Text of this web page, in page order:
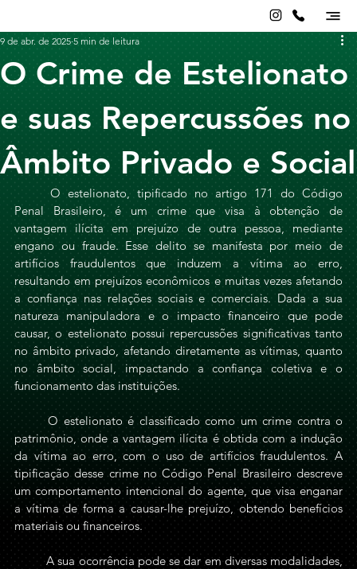
O Crime de Estelionato
e suas Repercussões no
Âmbito Privado e Social
9 de abr. de 2025 5 min de leitura
	O estelionato, tipificado no artigo 171 do Código
Penal Brasileiro, é um crime que visa à obtenção de
vantagem ilícita em prejuízo de outra pessoa, mediante
engano ou fraude. Esse delito se manifesta por meio de
artifícios fraudulentos que induzem a vítima ao erro,
resultando em prejuízos econômicos e muitas vezes afetando
a confiança nas relações sociais e comerciais. Dada a sua
natureza manipuladora e o impacto financeiro que pode
causar, o estelionato possui repercussões significativas tanto
no âmbito privado, afetando diretamente as vítimas, quanto
no âmbito social, impactando a confiança coletiva e o
funcionamento das instituições.
	O estelionato é classificado como um crime contra o
patrimônio, onde a vantagem ilícita é obtida com a indução
da vítima ao erro, com o uso de artifícios fraudulentos. A
tipificação desse crime no Código Penal Brasileiro descreve
um comportamento intencional do agente, que visa enganar
a vítima de forma a causar-lhe prejuízo, obtendo benefícios
materiais ou financeiros.
	A sua ocorrência pode se dar em diversas modalidades,